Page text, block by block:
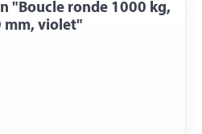
"Boucle ronde 1000 kg,
mm, violet"